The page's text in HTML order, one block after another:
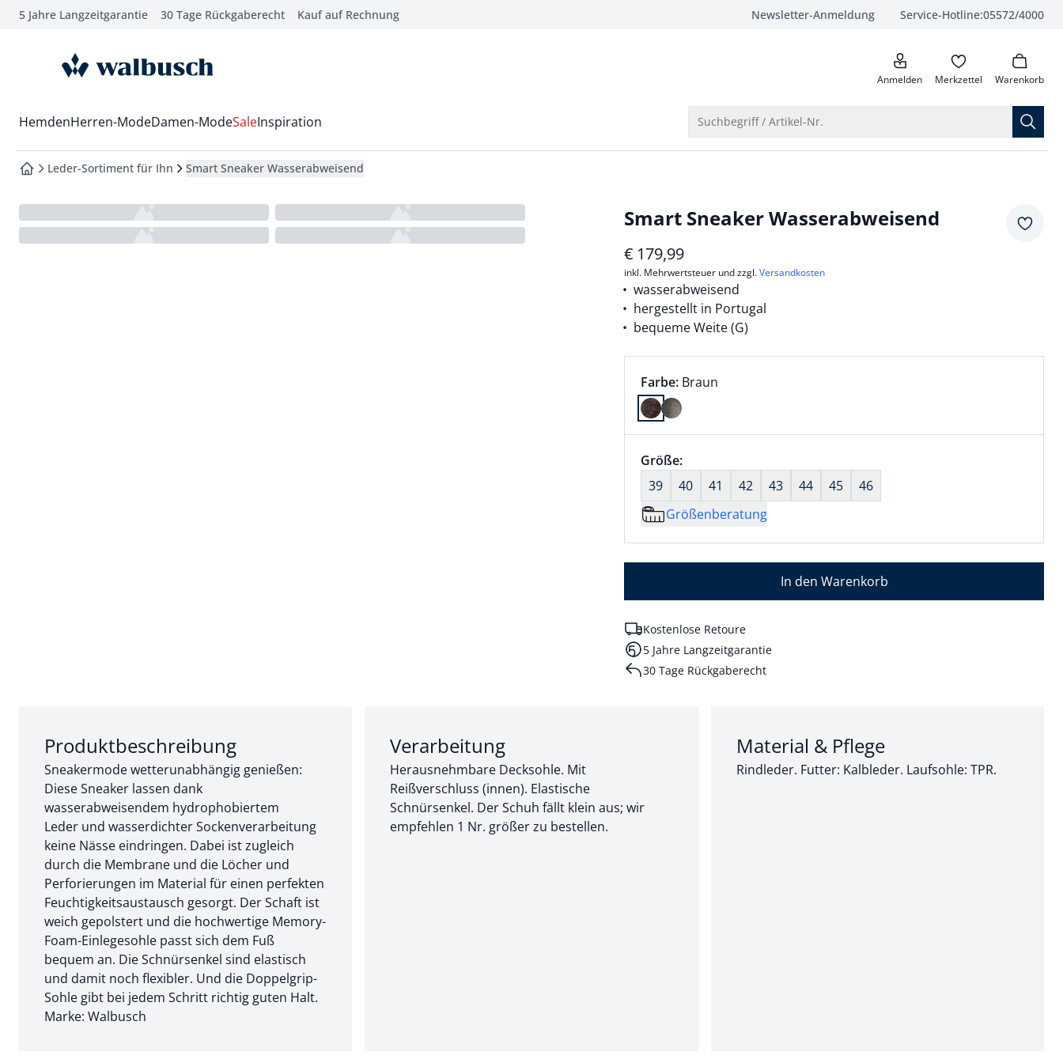
springen
springen
springen
5 Jahre Langzeitgarantie 30 Tage Rückgaberecht Kauf auf Rechnung Newsletter-Anmeldung Service-Hotline:05572/4000
anrufen
zur Startseite Anmelden Merkzettel Warenkorb
Wechsel in das Menü mit Pfeil-Runter Taste
HemdenHerren-ModeDamen-ModeSaleInspiration Suchbegriff / Artikel-Nr.
zur Startseite
Leder-Sortiment für Ihn Smart Sneaker Wasserabweisend
Smart Sneaker Wasserabweisend
€ 179,99
inkl. Mehrwertsteuer und zzgl.Versandkosten
wasserabweisend
hergestellt in Portugal
bequeme Weite (G)
Farbauswahl:
Farbe: aktuell ausgewählt:
Braun
Farbe Braun ausgewählt
Größenauswahl:
Größe:nichts ausgewählt
39
40 41 42 43 44 45
46
Größenberatung
In den Warenkorb
Kostenlose Retoure
5 Jahre Langzeitgarantie
30 Tage Rückgaberecht
Abschnitt 1 von 3:
Produktbeschreibung
Sneakermode wetterunabhängig genießen:
Diese Sneaker lassen dank
wasserabweisendem hydrophobiertem
Leder und wasserdichter Sockenverarbeitung
keine Nässe eindringen. Dabei ist zugleich
durch die Membrane und die Löcher und
Perforierungen im Material für einen perfekten
Feuchtigkeitsaustausch gesorgt. Der Schaft ist
weich gepolstert und die hochwertige Memory-
Foam-Einlegesohle passt sich dem Fuß
bequem an. Die Schnürsenkel sind elastisch
und damit noch flexibler. Und die Doppelgrip-
Sohle gibt bei jedem Schritt richtig guten Halt.
Marke: Walbusch
Abschnitt 2 von 3:
Verarbeitung
Herausnehmbare Decksohle. Mit
Reißverschluss (innen). Elastische
Schnürsenkel. Der Schuh fällt klein aus; wir
empfehlen 1 Nr. größer zu bestellen.
Abschnitt 3 von 3:
Material & Pflege
Rindleder. Futter: Kalbleder. Laufsohle: TPR.